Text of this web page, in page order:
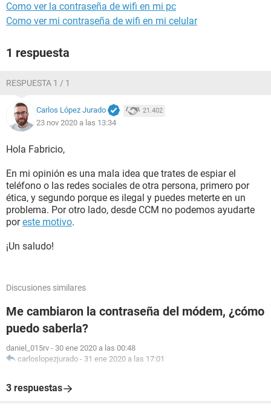
Como ver la contraseña de wifi en mi pc
Como ver mi contraseña de wifi en mi celular
1 respuesta
RESPUESTA 1 / 1
Carlos López Jurado 21.402
23 nov 2020 a las 13:34
Hola Fabricio,
En mi opinión es una mala idea que trates de espiar el
teléfono o las redes sociales de otra persona, primero por
ética, y segundo porque es ilegal y puedes meterte en un
problema. Por otro lado, desde CCM no podemos ayudarte
poreste motivo.
¡Un saludo!
Discusiones similares
Me cambiaron la contraseña del módem, ¿cómo
puedo saberla?
daniel_015rv - 30 ene 2020 a las 00:48
carloslopezjurado - 31 ene 2020 a las 17:01
3 respuestas